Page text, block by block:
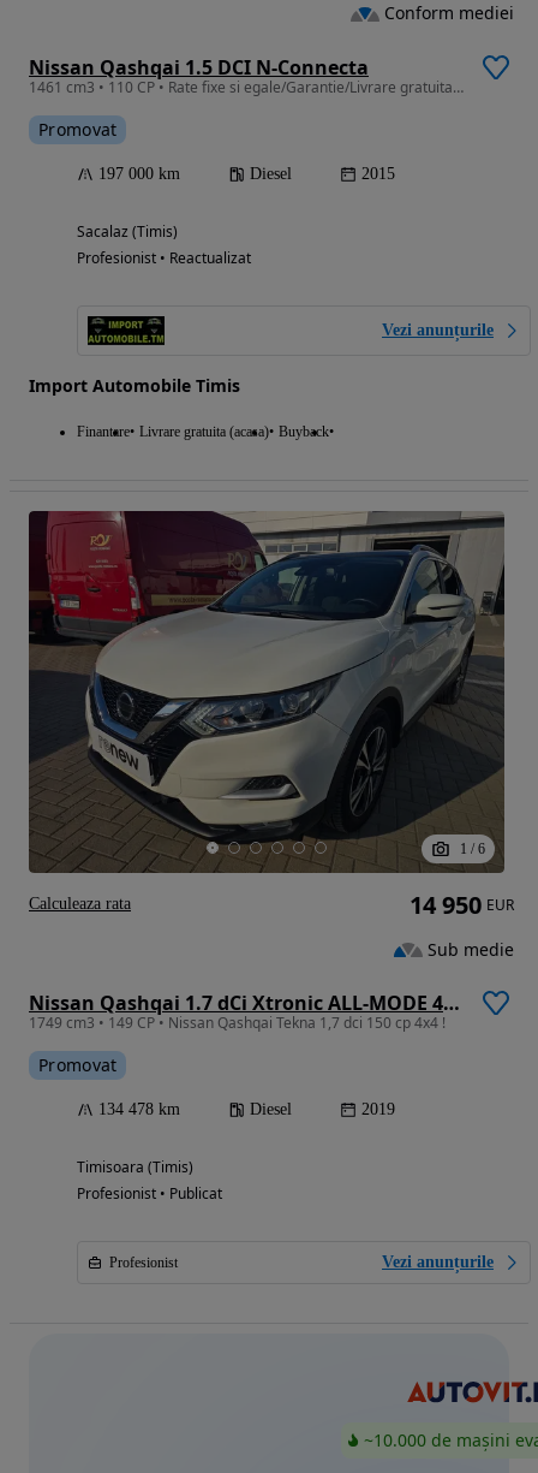
Nissan Qashqai 1.5 DCI N-Connecta
1461 cm3 • 110 CP • Rate fixe si egale/Garantie/Livrare gratuita la domiciliu
Promovat
197 000 km Diesel 2015
Sacalaz (Timis)
Profesionist • Reactualizat
Vezi anunțurile
Import Automobile Timis
Finantare Livrare gratuita (acasa) Buyback
Conform mediei
1 / 6
Nissan Qashqai 1.7 dCi Xtronic ALL-MODE 4x4i TEKNA+
1749 cm3 • 149 CP • Nissan Qashqai Tekna 1,7 dci 150 cp 4x4 !
Promovat
134 478 km Diesel 2019
Timisoara (Timis)
Profesionist • Publicat
Profesionist Vezi anunțurile
14 950 EUR
Sub medie
Calculeaza rata
~10.000 de mașini